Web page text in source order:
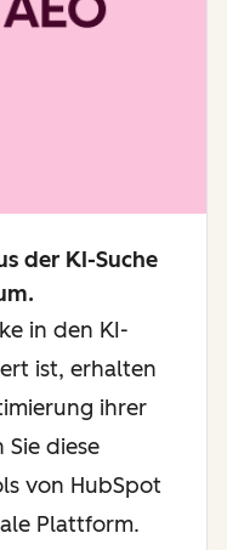
der KI-Suche
in den KI-
ist, erhalten
ihrer
diese
von HubSpot
Plattform.